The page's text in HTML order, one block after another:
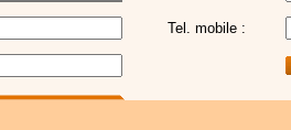
Tel. mobile :